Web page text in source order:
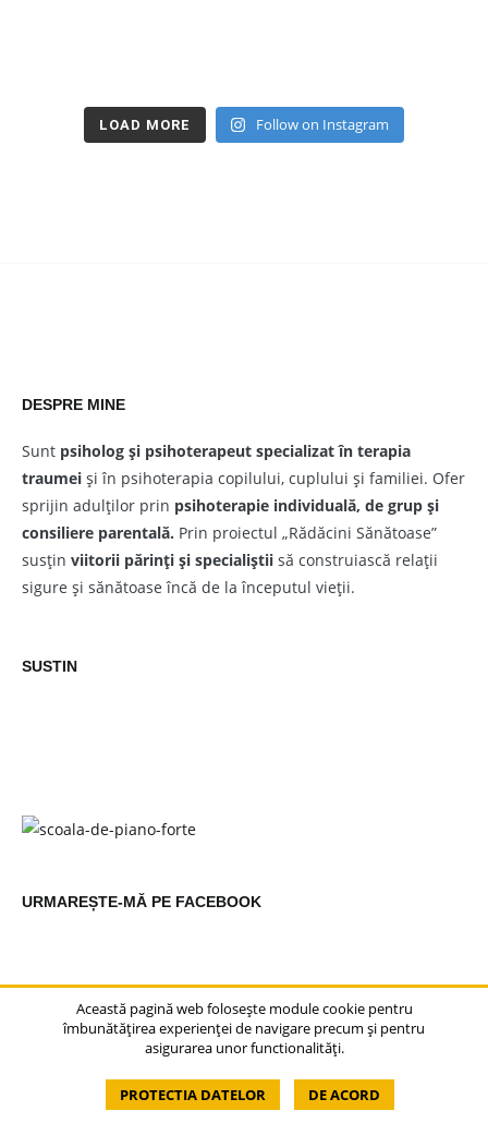
LOAD MORE Follow on Instagram
DESPRE MINE
Sunt psiholog și psihoterapeut specializat în terapia
traumei și în psihoterapia copilului, cuplului și familiei. Ofer
sprijin adulților prin psihoterapie individuală, de grup și
consiliere parentală. Prin proiectul „Rădăcini Sănătoase”
susțin viitorii părinți și specialiștii să construiască relații
sigure și sănătoase încă de la începutul vieții.
SUSTIN
URMAREȘTE-MĂ PE FACEBOOK
© 2014-2026 - Cristina Buja - Toate drepturile rezervate.
Această pagină web folosește module cookie pentru
îmbunătățirea experienței de navigare precum și pentru
asigurarea unor functionalități.
PROTECTIA DATELOR DE ACORD